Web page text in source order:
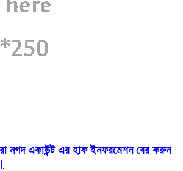
নগদ একাউন্ট এর হাফ ইনফরমেশন বের করুন